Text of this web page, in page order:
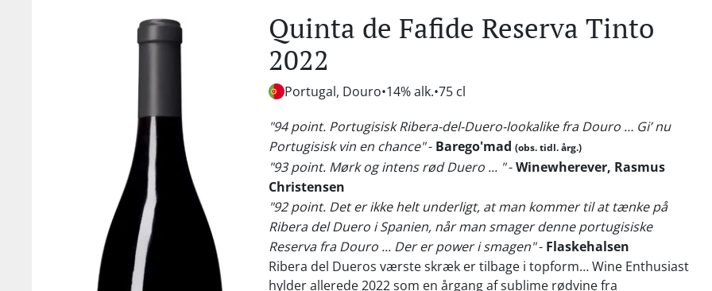
Quinta de Fafide Reserva Tinto
2022
Portugal, Douro 14% alk. 75 cl
"94 point. Portugisisk Ribera-del-Duero-lookalike fra Douro … Gi’ nu
Portugisisk vin en chance"- Barego'mad (obs. tidl. årg.)
"93 point. Mørk og intens rød Duero ... "-Winewherever, Rasmus
Christensen
"92 point. Det er ikke helt underligt, at man kommer til at tænke på
Ribera del Duero i Spanien, når man smager denne portugisiske
Reserva fra Douro ... Der er power i smagen"- Flaskehalsen
Ribera del Dueros værste skræk er tilbage i topform… Wine Enthusiast
hylder allerede 2022 som en årgang af sublime rødvine fra